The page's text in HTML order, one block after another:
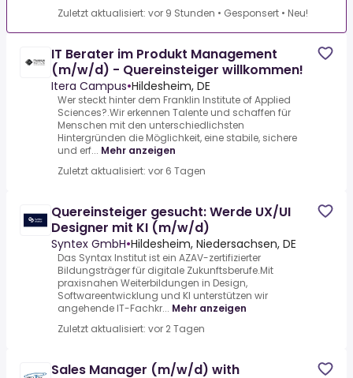
Zuletzt aktualisiert: vor 9 Stunden • Gesponsert • Neu!
IT Berater im Produkt Management
(m/w/d) - Quereinsteiger willkommen!
Itera Campus•Hildesheim, DE
Wer steckt hinter dem Franklin Institute of Applied
Sciences?.Wir erkennen Talente und schaffen für
Menschen mit den unterschiedlichsten
Hintergründen die Möglichkeit, eine stabile, sichere
und erf... Mehr anzeigen
Zuletzt aktualisiert: vor 6 Tagen
Quereinsteiger gesucht: Werde UX/UI
Designer mit KI (m/w/d)
Syntex GmbH•Hildesheim, Niedersachsen, DE
Das Syntax Institut ist ein AZAV-zertifizierter
Bildungsträger für digitale Zukunftsberufe.Mit
praxisnahen Weiterbildungen in Design,
Softwareentwicklung und KI unterstützen wir
angehende IT-Fachkr... Mehr anzeigen
Zuletzt aktualisiert: vor 2 Tagen
Sales Manager (m/w/d) with